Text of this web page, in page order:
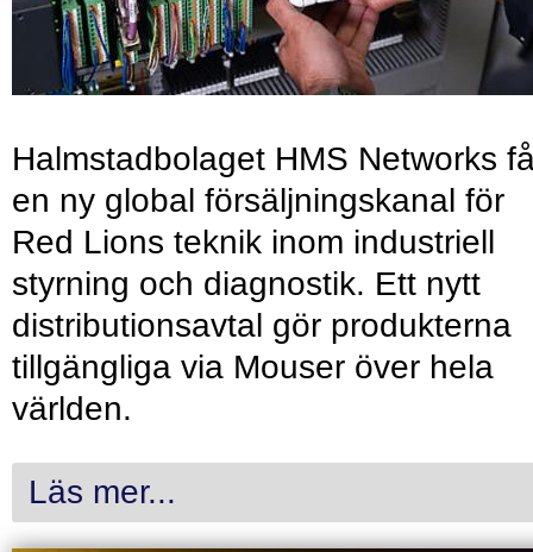
Halmstadbolaget HMS Networks
en ny global försäljningskanal för
Red Lions teknik inom industriell
styrning och diagnostik. Ett nytt
distributionsavtal gör produkterna
tillgängliga via Mouser över hela
världen.
Läs mer...